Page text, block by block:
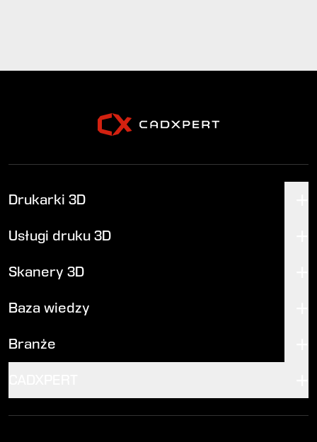
Drukarki 3D
Usługi druku 3D
Skanery 3D
Baza wiedzy
Branże